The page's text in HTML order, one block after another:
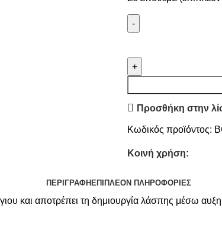
Προσθήκη στην
Κωδικός προϊόντος:
Κοινή χρήση:
ΠΕΡΙΓΡΑΦΉ ΕΠΙΠΛΈΟΝ ΠΛΗΡΟΦΟΡΊΕΣ
και αποτρέπει τη δημιουργία λάσπης μέσω